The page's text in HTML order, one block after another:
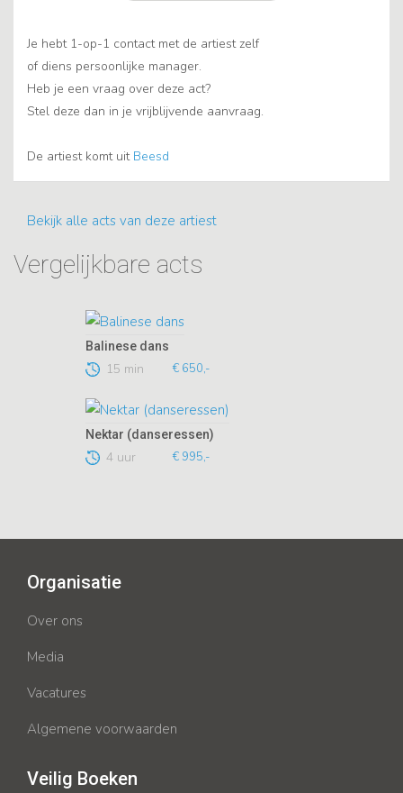
Je hebt 1-op-1 contact met de artiest zelf
of diens persoonlijke manager.
Heb je een vraag over deze act?
Stel deze dan in je vrijblijvende aanvraag.
De artiest komt uit Beesd
Bekijk alle acts van deze artiest
Vergelijkbare acts
Balinese dans
15 min € 650,-
Nektar (danseressen)
4 uur € 995,-
Organisatie
Over ons
Media
Vacatures
Algemene voorwaarden
Veilig Boeken